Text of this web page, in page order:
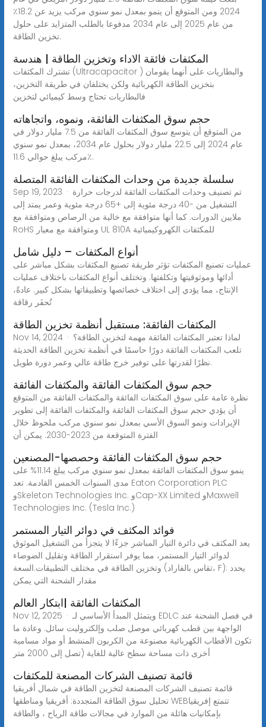
2024 ومن المتوقع أن ينمو بمعدل نمو سنوي مركب يزيد عن 18.2٪
من عام 2025 إلى عام 2034 مدفوعا بالطلب المتزايد على حلول
تخزين الطاقة.
المكثفات فائقة الاداء وتخزين الطاقة | هندسة
تشترك المكثفات (Ultracapacitor ) والبطاريات على أنهما يقومان
بتخزين الطاقة الكهربائية ولكن يختلفان في طريقة التخزين،
فالبطاريات تحتاج وسط كيميائي لتخزين
حجم سوق المكثفات الفائقة، ونموه، واتجاهاته
من المتوقع أن يتوسع سوق المكثفات الفائقة من 7.5 مليار دولار في
عام 2024 إلى 22.5 مليار دولار بحلول عام 2034، بمعدل نمو سنوي
مركب يبلغ حوالي 11.6٪.
سلسلة جديدة من وحدات المكثفات الفائقة المتصلة
Sep 19, 2023 · تم تصنيف وحدات المكثفات الفائقة لدرجات حرارة
التشغيل من -40 درجة مئوية إلى +65 درجة مئوية وعمر يمتد إلى
ملايين الدورات. كما أنها متوافقة مع خالية من الرصاص ومتوافقة مع
RoHS ومتوافقة مع معيار UL 810A للمكثفات الكهروكيميائية
أنواع المكثفات – دليل شامل
عمليات تصنيع المكثفات تؤثر طريقة تصنيع المكثفات بشكل مباشر على
أدائها وموثوقيتها وتكلفتها. وتختلف أنواع المكثفات باختلاف عمليات
الإنتاج، مما يؤدي إلى اختلاف خصائصها وتطبيقاتها بشكل كبير. عادةً،
تُحفَر رقاقة
المكثفات الفائقة: مستقبل أنظمة تخزين الطاقة
Nov 14, 2024 · لماذا تعتبر المكثفات الفائقة مهمة لتخزين الطاقة؟
تلعب المكثفات الفائقة دورًا حاسمًا في أنظمة تخزين الطاقة الحديثة
نظرًا لقدرتها على توفير خرج طاقة عالي وعمر دورة طويل.
حجم سوق المكثفات الفائقة والمكثفات الفائقة
نظرة عامة على سوق المكثفات الفائقة والمكثفات الفائقة من المتوقع
أن يؤدي حجم سوق المكثفات الفائقة والمكثفات الفائقة إلى تطوير
الإيرادات ونمو السوق الأسي بمعدل نمو سنوي مركب ملحوظ خلال
الفترة المتوقعة من 2023-2030. يمكن أن
حجم سوق المكثفات الفائقة وحصصها-المصنعين
ينمو سوق المكثفات الفائقة بمعدل نمو سنوي مركب يبلغ 11.14% على
مدى السنوات الخمس القادمة. تعد Eaton Corporation PLC
وSkeleton Technologies Inc. وCap-XX Limited وMaxwell
Technologies Inc. (Tesla Inc.)
فوائد المكثف في دوائر التيار المستمر
يعد المكثف في دائرة التيار المباشر جزءًا لا يتجزأ من التشغيل الموثوق
لدوائر التيار المستمر، مما يوفر استقرار الطاقة وتقليل الضوضاء
وتخزين الطاقة في مختلف التطبيقات.السعة (تقاس بالفاراد، F): يحدد
مقدار الشحنة التي يمكن
المكثفات الفائقة |ابتكار العالم
Nov 12, 2025 · ويتمثل المبدأ الأساسي لـ EDLC في فصل الشحنة عند
الواجهة بين قطب كهربائي موصل صلب وإلكتروليت سائل. وعادة ما
تكون الأقطاب الكهربائية مصنوعة من الكربون المنشط أو مواد مسامية
أخرى ذات مساحة سطح عالية للغاية (تصل إلى 2000 متر
قائمة تصنيف الشركات المصنعة للمكثفات
قائمة تصنيف الشركات المصنعة لتخزين الطاقة في شمال أفريقيا
تحليل سوق الطاقة المتجددة: أفريقيا ومناطقها WEBتتمتع إفريقيا
بإمكانيات هائلة من الموارد في مجالات طاقة الرياح ، والطاقة